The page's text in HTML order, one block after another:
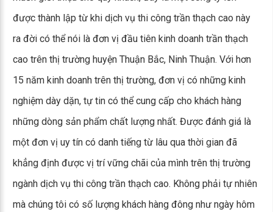
được thành lập từ khi dịch vụ thi công trần thạch cao này
ra đời có thể nói là đơn vị đầu tiên kinh doanh trần thạch
cao trên thị trường huyện Thuận Bắc, Ninh Thuận. Với hơn
15 năm kinh doanh trên thị trường, đơn vị có những kinh
nghiệm dày dặn, tự tin có thể cung cấp cho khách hàng
những dòng sản phẩm chất lượng nhất. Được đánh giá là
một đơn vị uy tín có danh tiếng từ lâu qua thời gian đã
khẳng định được vị trí vững chãi của mình trên thị trường
ngành dịch vụ thi công trần thạch cao. Không phải tự nhiên
mà chúng tôi có số lượng khách hàng đông như ngày hôm